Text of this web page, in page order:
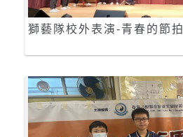
獅藝隊校外表演-青春的節拍